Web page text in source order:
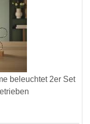
beleuchtet 2er Set